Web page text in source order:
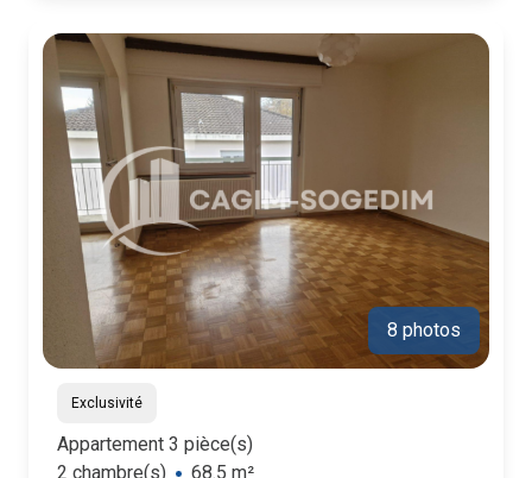
8 photos
Exclusivité
Appartement 3 pièce(s)
2 chambre(s)
68.5 m²